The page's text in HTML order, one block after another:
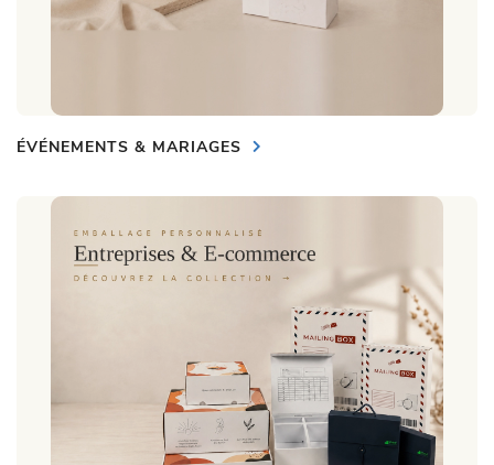
ÉVÉNEMENTS & MARIAGES